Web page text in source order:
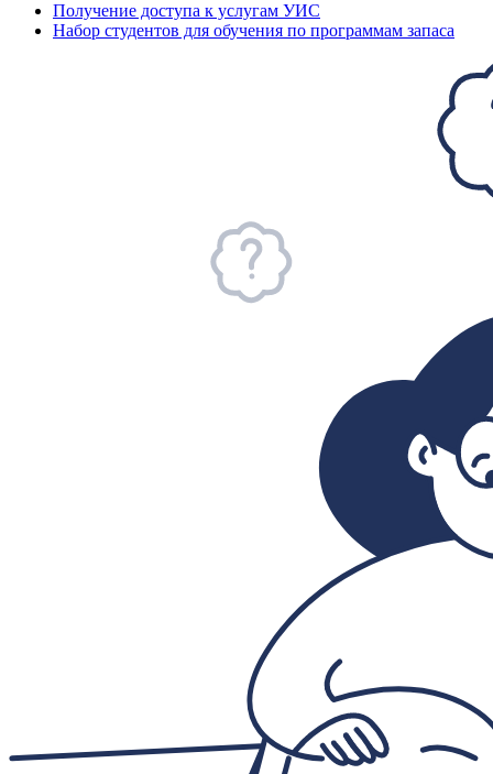
Получение доступа к услугам УИС
Набор студентов для обучения по программам запаса